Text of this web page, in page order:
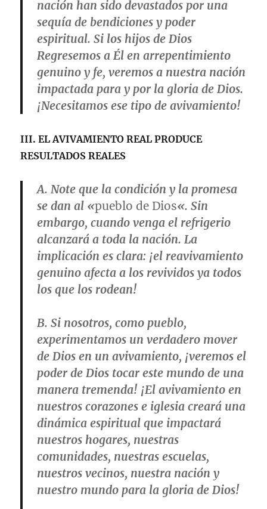
nación han sido devastados por una
sequía de bendiciones y poder
espiritual. Si los hijos de Dios
Regresemos a Él en arrepentimiento
genuino y fe, veremos a nuestra nación
impactada para y por la gloria de Dios.
¡Necesitamos ese tipo de avivamiento!
III.EL AVIVAMIENTO REAL PRODUCE
RESULTADOS REALES
A. Note que la condición y la promesa
se dan al «pueblo de Dios«. Sin
embargo, cuando venga el refrigerio
alcanzará a toda la nación. La
implicación es clara: ¡el reavivamiento
genuino afecta a los revividos ya todos
los que los rodean!
B. Si nosotros, como pueblo,
experimentamos un verdadero mover
de Dios en un avivamiento, ¡veremos el
poder de Dios tocar este mundo de una
manera tremenda! ¡El avivamiento en
nuestros corazones e iglesia creará una
dinámica espiritual que impactará
nuestros hogares, nuestras
comunidades, nuestras escuelas,
nuestros vecinos, nuestra nación y
nuestro mundo para la gloria de Dios!